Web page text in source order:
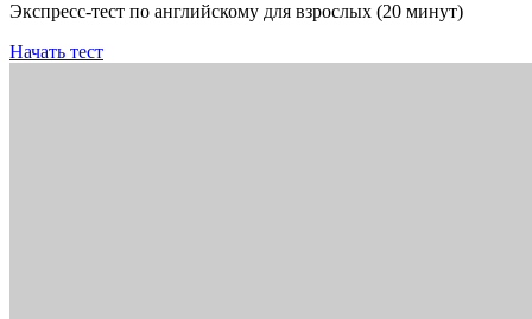
Экспресс-тест по английскому для взрослых (20 минут)
Начать тест